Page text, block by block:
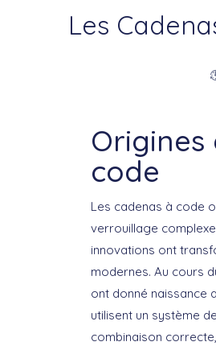
Les
code
Les cadenas à code
verrouillage
innovations ont
modernes. Au cours
ont donné naissance
utilisent un système
combinaison